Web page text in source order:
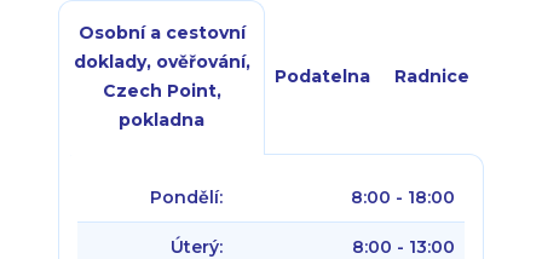
Osobní a cestovní
doklady, ověřování,
Czech Point,
pokladna
Podatelna Radnice
Pondělí: 8:00 - 18:00
Úterý: 8:00 - 13:00